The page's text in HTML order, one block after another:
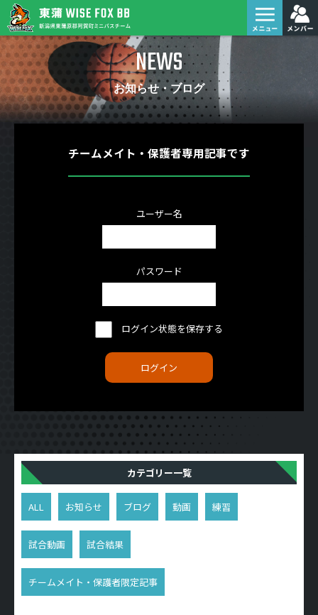
NEWS
お知らせ・ブログ
チームメイト・保護者専用記事です
ユーザー名
パスワード
ログイン状態を保存する
カテゴリー一覧
ALL お知らせ ブログ 動画 練習
試合動画 試合結果
チームメイト・保護者限定記事